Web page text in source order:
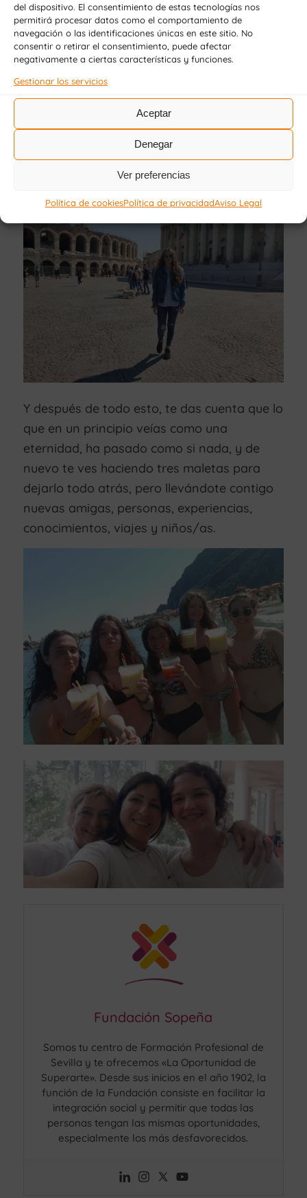
del dispositivo. El consentimiento de estas tecnologías nos
permitirá procesar datos como el comportamiento de
navegación o las identificaciones únicas en este sitio. No
consentir o retirar el consentimiento, puede afectar
negativamente a ciertas características y funciones.
Gestionar los servicios
Aceptar
Denegar
Ver preferencias
Política de cookiesPolítica de privacidadAviso Legal
Y después de todo esto, te das cuenta que lo
que en un principio veías como una
eternidad, ha pasado como si nada, y de
nuevo te ves haciendo tres maletas para
dejarlo todo atrás, pero llevándote contigo
nuevas amigas, personas, experiencias,
conocimientos, viajes y niños/as.
Fundación Sopeña
Somos tu centro de Formación Profesional de
Sevilla y te ofrecemos «La Oportunidad de
Superarte». Desde sus inicios en el año 1902, la
función de la Fundación consiste en facilitar la
integración social y permitir que todas las
personas tengan las mismas oportunidades,
especialmente los más desfavorecidos.